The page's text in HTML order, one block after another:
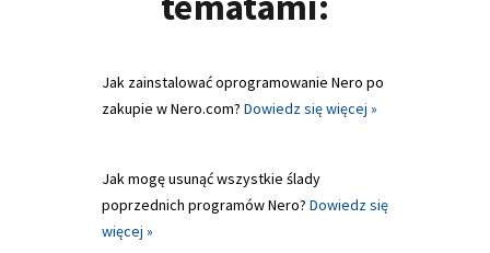
Jak zainstalować oprogramowanie Nero po
zakupie w Nero.com? Dowiedz się więcej »
Jak mogę usunąć wszystkie ślady
poprzednich programów Nero? Dowiedz się
więcej »